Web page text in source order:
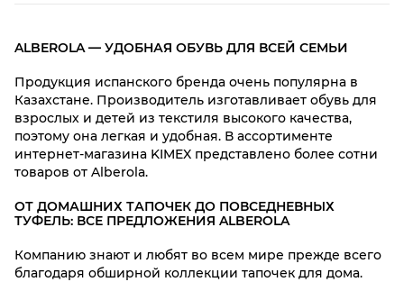
ALBEROLA — УДОБНАЯ ОБУВЬ ДЛЯ ВСЕЙ СЕМЬИ
Продукция испанского бренда очень популярна в
Казахстане. Производитель изготавливает обувь для
взрослых и детей из текстиля высокого качества,
поэтому она легкая и удобная. В ассортименте
интернет-магазина KIMEX представлено более сотни
товаров от Alberola.
ОТ ДОМАШНИХ ТАПОЧЕК ДО ПОВСЕДНЕВНЫХ
ТУФЕЛЬ: ВСЕ ПРЕДЛОЖЕНИЯ ALBEROLA
Компанию знают и любят во всем мире прежде всего
благодаря обширной коллекции тапочек для дома.